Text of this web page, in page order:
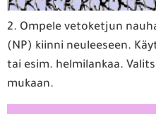
2. Ompele vetoketjun
(NP) kiinni neuleeseen.
tai esim. helmilankaa.
mukaan.